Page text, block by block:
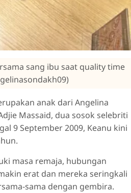
sang ibu saat quality time
anak dari Angelina
Massaid, dua sosok selebriti
9 September 2009, Keanu kini
masa remaja, hubungan
erat dan mereka seringkali
sama dengan gembira.